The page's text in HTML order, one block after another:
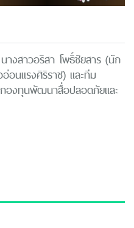
สาวอริสา โพธิ์ชัยสาร (นัก
อนแรงศิริราช) และทีม
องทุนพัฒนาสื่อปลอดภัยและ